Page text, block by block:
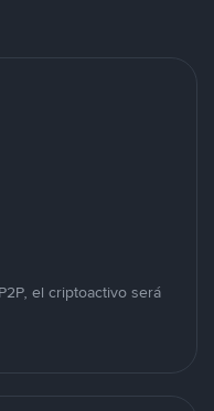
el criptoactivo será